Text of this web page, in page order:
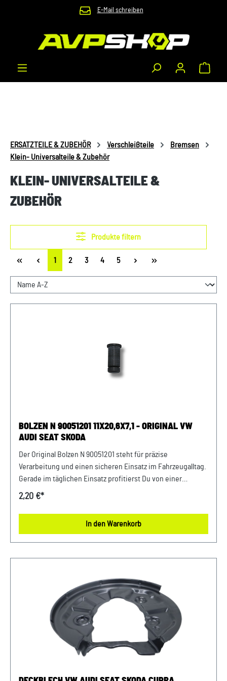
Zum Hauptinhalt springen E-Mail schreiben
ERSATZTEILE & ZUBEHÖR Verschleißteile
Bremsen
Klein- Universalteile & Zubehör
KLEIN- UNIVERSALTEILE &
ZUBEHÖR
Produkte filtern
Seite
1 Seite
2 Seite
3 Seite
4 Seite
5
BOLZEN N 90051201 11X20,6X7,1 - ORIGINAL VW
AUDI SEAT SKODA
Der Original Bolzen N 90051201 steht für präzise
Verarbeitung und einen sicheren Einsatz im Fahrzeugalltag.
Gerade im täglichen Einsatz profitierst Du von einer
stabilen Funktion und einem sicheren Gefühl bei jeder
lange Lebensdauer und zuverlässige Performance. Damit
setzt Du auf ein Bauteil, das exakt für Dein Fahrzeug
präzise Montage und sicheren Halt Vorteile auf einen Blick:
Sicherer Halt für verschiedenste Anwendungen Hohe
Belastbarkeit im Alltag Einfache Integration ins Fahrzeug
FAQ – Häufige Fragen: 1. Wo kommt dieses Produkt zum
Einsatz? Das Produkt wird eingesetzt, um Komponenten
fest zu fixieren. 2. Handelt es sich um ein Originalteil? Ja,
dieser Artikel entspricht der Original Teilenummer N
2,20 €*
In den Warenkorb